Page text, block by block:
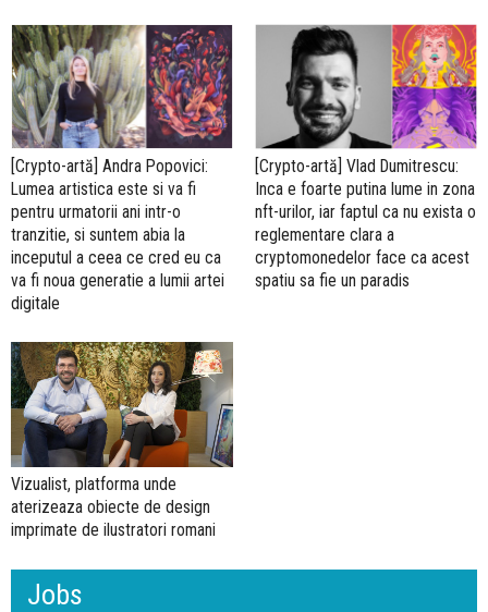
[Crypto-artă] Andra Popovici:
Lumea artistica este si va fi
pentru urmatorii ani intr-o
tranzitie, si suntem abia la
inceputul a ceea ce cred eu ca
va fi noua generatie a lumii artei
digitale
[Crypto-artă] Vlad Dumitrescu:
Inca e foarte putina lume in zona
nft-urilor, iar faptul ca nu exista o
reglementare clara a
cryptomonedelor face ca acest
spatiu sa fie un paradis
Vizualist, platforma unde
aterizeaza obiecte de design
imprimate de ilustratori romani
Jobs